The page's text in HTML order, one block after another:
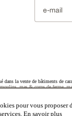
dans la vente de bâtiments de
moulins,mas & corps de ferme,
pour vous proposer
En savoir plus